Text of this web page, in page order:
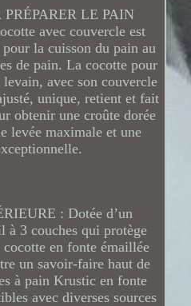
PRÉPARER LE PAIN
avec couvercle est
la cuisson du pain au
de pain. La cocotte pour
avec son couvercle
unique, retient et fait
obtenir une croûte dorée
levée maximale et une
: Dotée d’un
à 3 couches qui protège
cocotte en fonte émaillée
un savoir-faire haut de
à pain Krustic en fonte
avec diverses sources